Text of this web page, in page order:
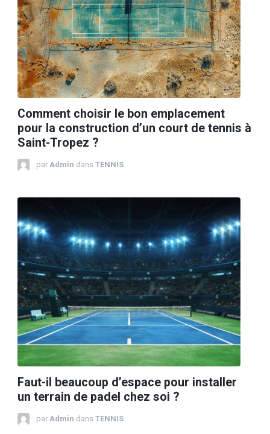
Comment choisir le bon emplacement
pour la construction d’un court de tennis à
Saint-Tropez ?
par Admin dans TENNIS
Faut-il beaucoup d’espace pour installer
un terrain de padel chez soi ?
par Admin dans TENNIS